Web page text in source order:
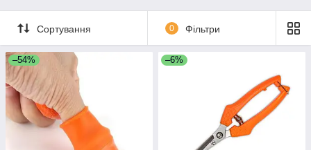
Сортування 0 Фільтри
–54% –6%